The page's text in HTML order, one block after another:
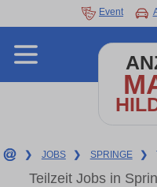
Event
❯ JOBS ❯ SPRINGE ❯
Teilzeit Jobs in